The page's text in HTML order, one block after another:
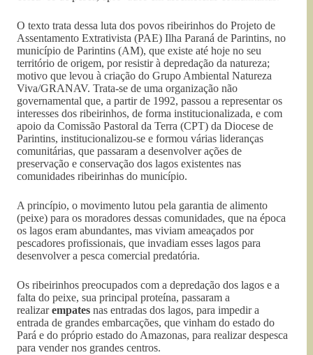
O texto trata dessa luta dos povos ribeirinhos do Projeto de
Assentamento Extrativista (PAE) Ilha Paraná de Parintins, no
município de Parintins (AM), que existe até hoje no seu
território de origem, por resistir à depredação da natureza;
motivo que levou à criação do Grupo Ambiental Natureza
Viva/GRANAV. Trata-se de uma organização não
governamental que, a partir de 1992, passou a representar os
interesses dos ribeirinhos, de forma institucionalizada, e com
apoio da Comissão Pastoral da Terra (CPT) da Diocese de
Parintins, institucionalizou-se e formou várias lideranças
comunitárias, que passaram a desenvolver ações de
preservação e conservação dos lagos existentes nas
comunidades ribeirinhas do município.
A princípio, o movimento lutou pela garantia de alimento
(peixe) para os moradores dessas comunidades, que na época
os lagos eram abundantes, mas viviam ameaçados por
pescadores profissionais, que invadiam esses lagos para
desenvolver a pesca comercial predatória.
Os ribeirinhos preocupados com a depredação dos lagos e a
falta do peixe, sua principal proteína, passaram a
realizarempates nas entradas dos lagos, para impedir a
entrada de grandes embarcações, que vinham do estado do
Pará e do próprio estado do Amazonas, para realizar despesca
para vender nos grandes centros.